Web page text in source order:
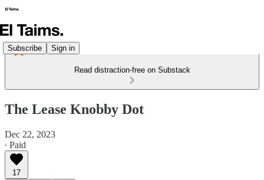
Subscribe Sign in
Read distraction-free on Substack
The Lease Knobby Dot
Dec 22, 2023
∙ Paid
17